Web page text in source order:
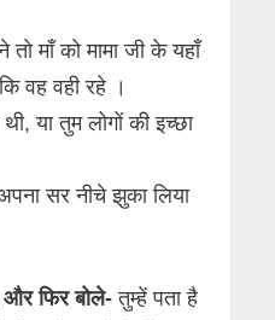
तो माँ को मामा जी के यहाँ
वह वही रहे ।
या तुम लोगों की इच्छा
सर नीचे झुका लिया
और फिर बोले- तुम्हें पता है